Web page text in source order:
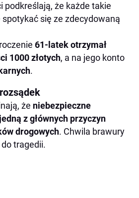
podkreślają, że każde takie
się ze zdecydowaną
61-latek otrzymał
1000 złotych, a na jego konto
.
że niebezpieczne
z głównych przyczyn
drogowych. Chwila brawury
tragedii.